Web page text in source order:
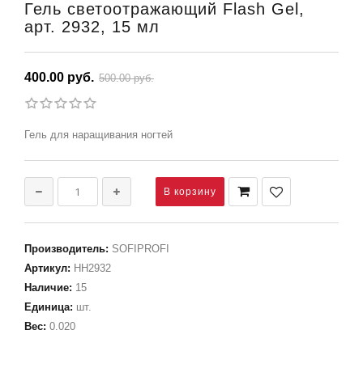
Гель светоотражающий Flash Gel,
арт. 2932, 15 мл
400.00 руб. 500.00 руб.
Гель для наращивания ногтей
Производитель: SOFIPROFI
Артикул: НН2932
Наличие: 15
Единица: шт.
Вес: 0.020